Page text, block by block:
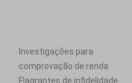
Investigações para
comprovação de renda
Flagrantes de infidelidade